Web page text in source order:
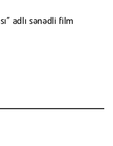
adlı sənədli film